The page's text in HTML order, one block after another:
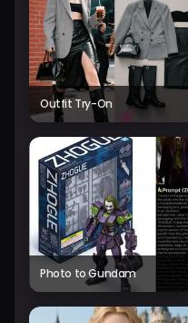
Outfit Try-On
Photo to Gundam